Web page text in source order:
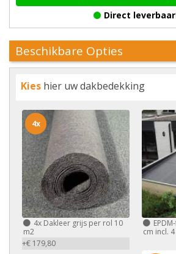
Direct
Beschikbare Opties
Kies hier uw dakbedekking
4x Dakleer grijs per rol 10
m2
+€ 179,80
4x
cm incl.